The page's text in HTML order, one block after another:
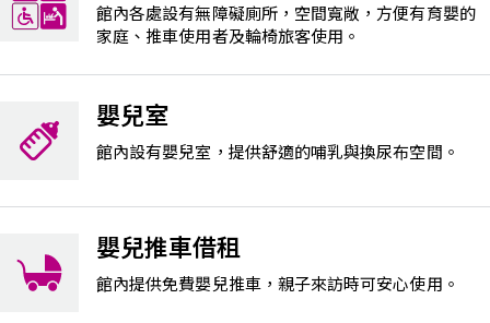
館內各處設有無障礙廁所，空間寬敞，方便有育嬰的
家庭、推車使用者及輪椅旅客使用。
嬰兒室
館內設有嬰兒室，提供舒適的哺乳與換尿布空間。
嬰兒推車借租
館內提供免費嬰兒推車，親子來訪時可安心使用。